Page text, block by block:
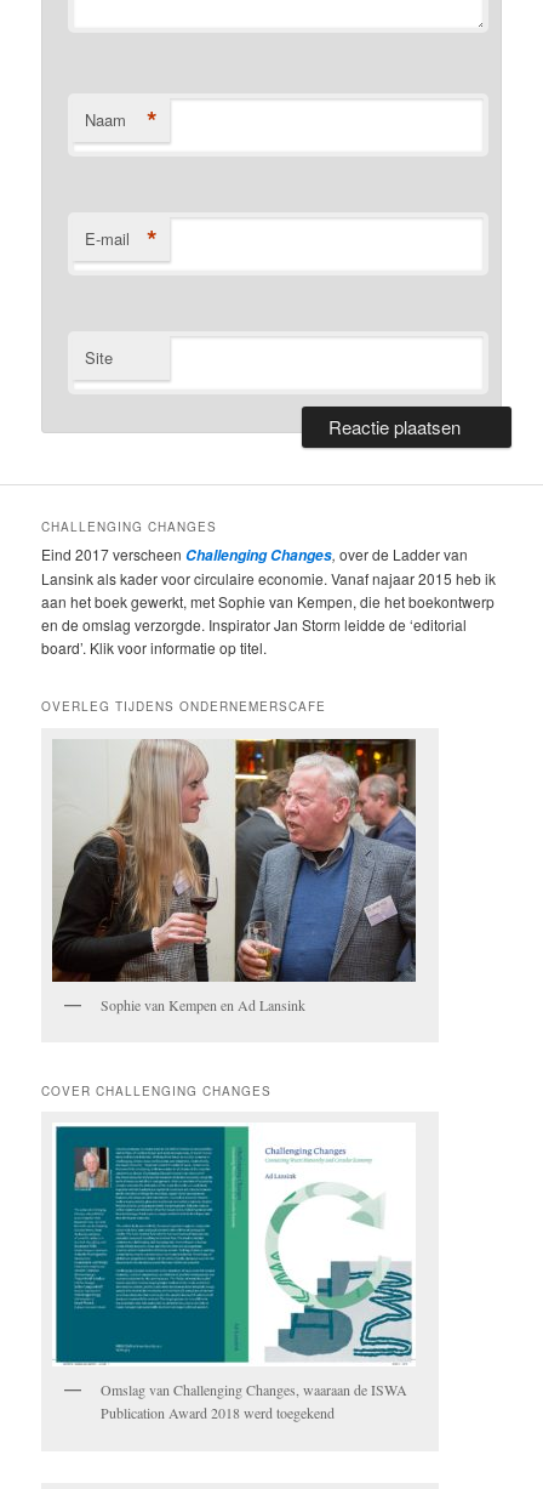
Naam *
E-mail *
Site
CHALLENGING CHANGES
Eind 2017 verscheen Challenging Changes, over de Ladder van
Lansink als kader voor circulaire economie. Vanaf najaar 2015 heb ik
aan het boek gewerkt, met Sophie van Kempen, die het boekontwerp
en de omslag verzorgde. Inspirator Jan Storm leidde de ‘editorial
board’. Klik voor informatie op titel.
OVERLEG TIJDENS ONDERNEMERSCAFE
Sophie van Kempen en Ad Lansink
COVER CHALLENGING CHANGES
Omslag van Challenging Changes, waaraan de ISWA
Publication Award 2018 werd toegekend